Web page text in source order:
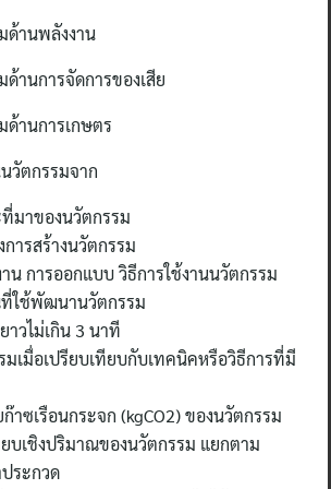
ด้านพลังงาน
านการจัดการของเสีย
ด้านการเกษตร
วัตกรรมจาก
มาของนวัตกรรม
ารสร้างนวัตกรรม
น การออกแบบ วิธีการใช้งานนวัตกรรม
ใช้พัฒนานวัตกรรม
าวไม่เกิน 3 นาที
เมื่อเปรียบเทียบกับเทคนิคหรือวิธีการที่มี
าซเรือนกระจก (kgCO2) ของนวัตกรรม
บเชิงปริมาณของนวัตกรรม แยกตาม
ระกวด